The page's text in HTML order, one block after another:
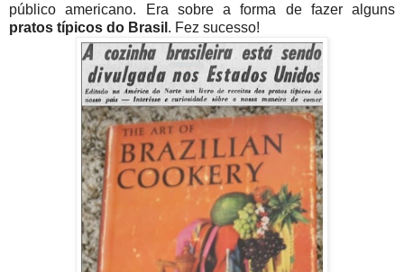
público americano. Era sobre a forma de fazer alguns
pratos típicos do Brasil . Fez sucesso!